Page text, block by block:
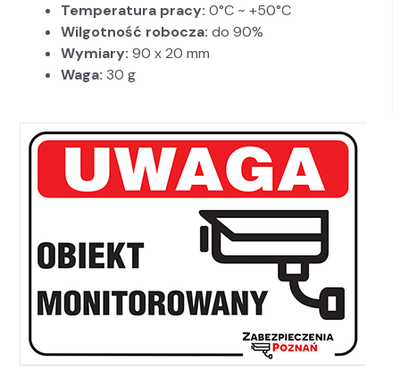
Temperatura pracy: 0°C ~ +50°C
Wilgotność robocza: do 90%
Wymiary: 90 x 20 mm
Waga: 30 g